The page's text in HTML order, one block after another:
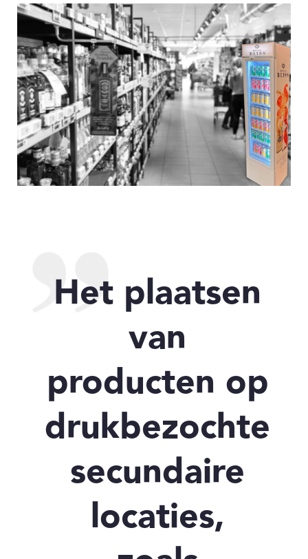
Het plaatsen
van
producten op
drukbezochte
secundaire
locaties,